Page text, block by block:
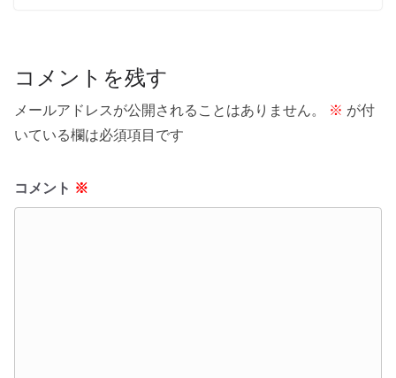
コメントを残す
メールアドレスが公開されることはありません。 ※ が付
いている欄は必須項目です
コメント ※